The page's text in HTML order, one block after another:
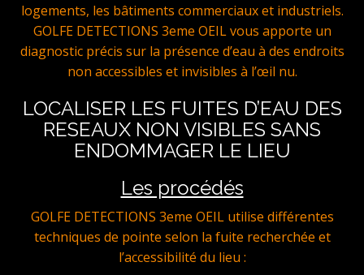
logements, les bâtiments commerciaux et industriels.
GOLFE DETECTIONS 3eme OEIL vous apporte un
diagnostic précis sur la présence d’eau à des endroits
non accessibles et invisibles à l’œil nu.
LOCALISER LES FUITES D’EAU DES
RESEAUX NON VISIBLES SANS
ENDOMMAGER LE LIEU
Les procédés
GOLFE DETECTIONS 3eme OEIL utilise différentes
techniques de pointe selon la fuite recherchée et
l’accessibilité du lieu :